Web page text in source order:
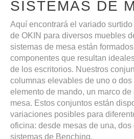
SISTEMAS DE
Aquí encontrará el variado
de OKIN para diversos muebles
sistemas de mesa están
componentes que resultan
de los escritorios. Nuestros
columnas elevables de uno o
elemento de mando, un marco de
mesa. Estos conjuntos están
variaciones posibles para
oficina: desde mesas de una, dos
sistemas de Benching.